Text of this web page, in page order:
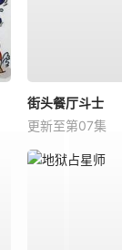
街头餐厅斗士
更新至第07集